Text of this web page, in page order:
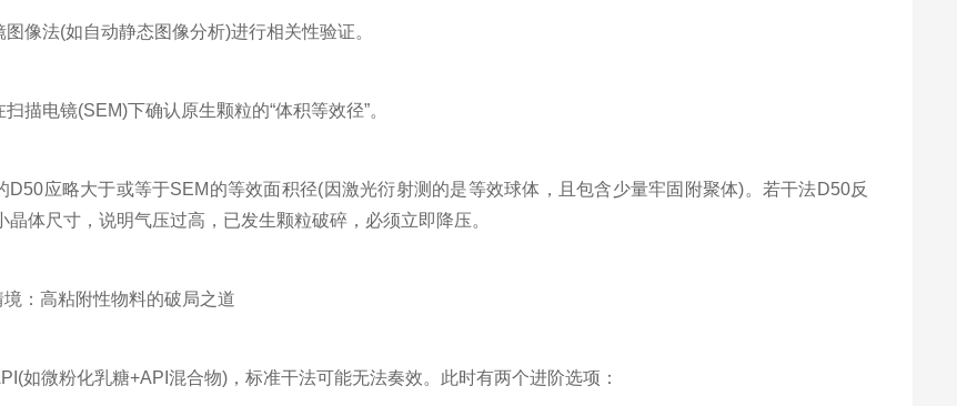
法(如自动静态图像分析)进行相关性验证。
电镜(SEM)下确认原生颗粒的“体积等效径”。
D50应略大于或等于SEM的等效面积径(因激光衍射测的是等效球体，且包含少量牢固附聚体)。若干法D50反
体尺寸，说明气压过高，已发生颗粒破碎，必须立即降压。
：高粘附性物料的破局之道
微粉化乳糖+API混合物)，标准干法可能无法奏效。此时有两个进阶选项：